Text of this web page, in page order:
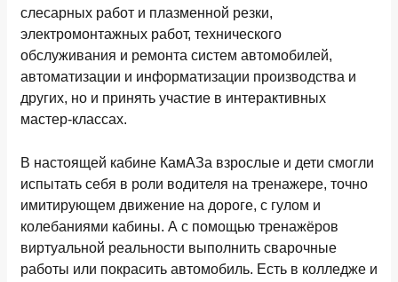
слесарных работ и плазменной резки,
электромонтажных работ, технического
обслуживания и ремонта систем автомобилей,
автоматизации и информатизации производства и
других, но и принять участие в интерактивных
мастер-классах.
В настоящей кабине КамАЗа взрослые и дети смогли
испытать себя в роли водителя на тренажере, точно
имитирующем движение на дороге, с гулом и
колебаниями кабины. А с помощью тренажёров
виртуальной реальности выполнить сварочные
работы или покрасить автомобиль. Есть в колледже и